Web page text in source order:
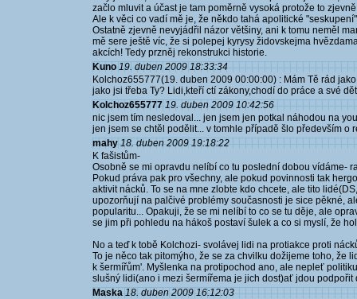
začlo mluvit a účast je tam poměrně vysoká protože to
Ale k věci co vadí mě je, že někdo tahá apolitické
Ostatně zjevně nevyjádřil názor většiny, ani k tomu neměl
mě sere ještě víc, že si polepej kyrysy židovskejma
akcích! Tedy przněj rekonstrukci historie.
Kuno 19. duben 2009 18:33:34
Kolchoz655777(19. duben 2009 00:00:00) : Mám Tě rád
jako jsi třeba Ty? Lidi,kteří ctí zákony,chodí do práce a své
Kolchoz655777 19. duben 2009 10:42:56
nic jsem tím nesledoval... jen jsem jen potkal náhodou na
jen jsem se chtěl podělit... v tomhle případě šlo především o
mahy 18. duben 2009 19:18:22
K fašistům-
Osobně se mi opravdu nelíbí co tu poslední dobou vídáme-
Pokud práva pak pro všechny, ale pokud povinnosti tak
aktivit nácků. To se na mne zlobte kdo chcete, ale tito
upozorňují na palčivé problémy současnosti je sice pěkné,
popularitu... Opakuji, že se mi nelíbí to co se tu děje, ale
se jim při pohledu na hákoš postaví šulek a co si myslí, že
No a teď k tobě Kolchozi- svolávej lidi na protiakce proti
To je něco tak pitomýho, že se za chvilku dožijeme toho, že
k šermířům'. Myšlenka na protipochod ano, ale nepleť
slušný lidi(ano i mezi šermířema je jich dost)ať jdou
Maska 18. duben 2009 16:12:03